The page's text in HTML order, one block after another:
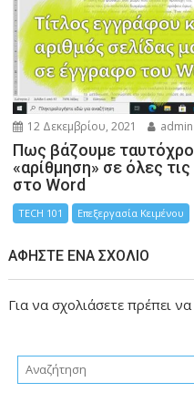
12 Δεκεμβρίου, 2021 admin
Πως βάζουμε
«αρίθμηση» σε όλες
στο Word
TECH 101 Επεξεργασία Κειμένου
ΑΦΉΣΤΕ ΈΝΑ ΣΧΌΛΙΟ
Για να σχολιάσετε πρέπει